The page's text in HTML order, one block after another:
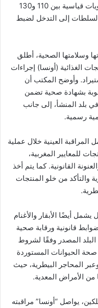
أسعار اللحوم المحلية التي بلغت مستويات قياسية بين 110 و130
إلى التدخل لضبط
وسلامتها الصحية، أطلق
الغذائية (أونسا) إجراءات
وأوضح المكتب أن
بشهادة صحية تضمن
بلد المنشأ، إلى جانب
رسمية.
المراقبة العينية خلال عملية
للمعايير المغربية،
القانونية. كما يتم أخذ
والتأكد من خلو المنتجات
أيضًا الأبقار والأغنام
قانونية ورقابة صحية
المصدر وفقًا لشروط
الحيوانات المستوردة
المحاجر البيطرية، حيث
من الأمراض المعدية.
يواصل “أونسا” مراقبته